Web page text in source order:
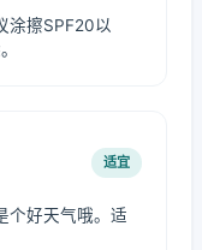
涂擦SPF20以
适宜
个好天气哦。适